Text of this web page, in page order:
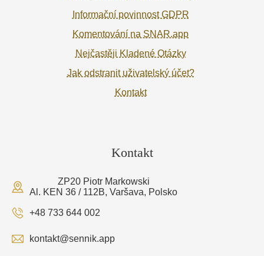
Informační povinnost GDPR
Komentování na SNAR.app
Nejčastěji Kladené Otázky
Jak odstranit uživatelský účet?
Kontakt
Kontakt
ZP20 Piotr Markowski
Al. KEN 36 / 112B, Varšava, Polsko
+48 733 644 002
kontakt@sennik.app